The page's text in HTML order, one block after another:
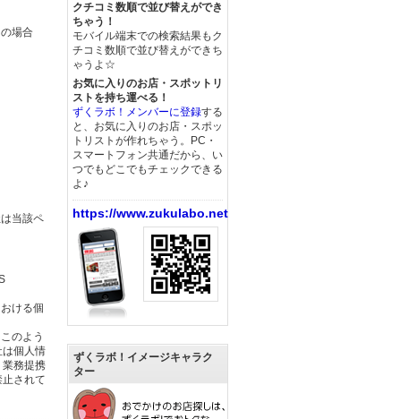
場合
当該ペ
ける個
のよう
は個人情
業務提携
されて
クチコミ数順で並び替えができ
ちゃう！
モバイル端末での検索結果もク
チコミ数順で並び替えができち
ゃうよ☆
お気に入りのお店・スポットリ
ストを持ち運べる！
ずくラボ！メンバーに登録する
と、お気に入りのお店・スポッ
トリストが作れちゃう。PC・
スマートフォン共通だから、い
つでもどこでもチェックできる
よ♪
https://www.zukulabo.net/
ずくラボ！イメージキャラク
ター